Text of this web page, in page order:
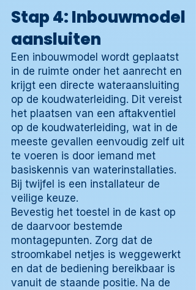
Stap 4: Inbouwmodel
aansluiten
Een inbouwmodel wordt geplaatst
in de ruimte onder het aanrecht en
krijgt een directe wateraansluiting
op de koudwaterleiding. Dit vereist
het plaatsen van een aftakventiel
op de koudwaterleiding, wat in de
meeste gevallen eenvoudig zelf uit
te voeren is door iemand met
basiskennis van waterinstallaties.
Bij twijfel is een installateur de
veilige keuze.
Bevestig het toestel in de kast op
de daarvoor bestemde
montagepunten. Zorg dat de
stroomkabel netjes is weggewerkt
en dat de bediening bereikbaar is
vanuit de staande positie. Na de